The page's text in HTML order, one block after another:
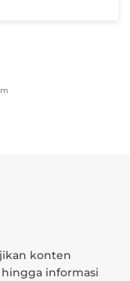
konten
informasi